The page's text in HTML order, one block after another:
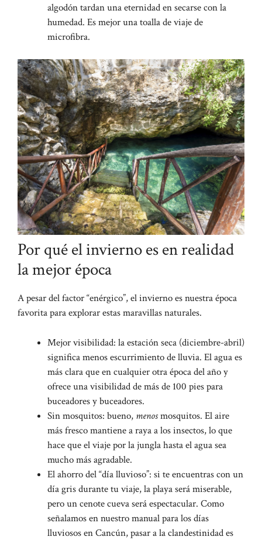
algodón tardan una eternidad en secarse con la
humedad. Es mejor una toalla de viaje de
microfibra.
Por qué el invierno es en realidad
la mejor época
A pesar del factor “enérgico”, el invierno es nuestra época
favorita para explorar estas maravillas naturales.
Mejor visibilidad: la estación seca (diciembre-abril)
significa menos escurrimiento de lluvia. El agua es
más clara que en cualquier otra época del año y
ofrece una visibilidad de más de 100 pies para
buceadores y buceadores.
Sin mosquitos: bueno, menosmosquitos. El aire
más fresco mantiene a raya a los insectos, lo que
hace que el viaje por la jungla hasta el agua sea
mucho más agradable.
El ahorro del “día lluvioso”: si te encuentras con un
día gris durante tu viaje, la playa será miserable,
pero un cenote cueva será espectacular. Como
señalamos en nuestro manual para los días
lluviosos en Cancún, pasar a la clandestinidad es